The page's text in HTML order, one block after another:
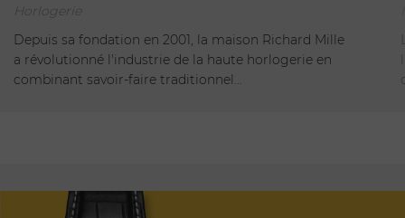
Ouvert - Ferme à 18:30
Horlogerie
Depuis sa fondation en 2001, la maison Richard Mille
a révolutionné l'industrie de la haute horlogerie en
combinant savoir-faire traditionnel…